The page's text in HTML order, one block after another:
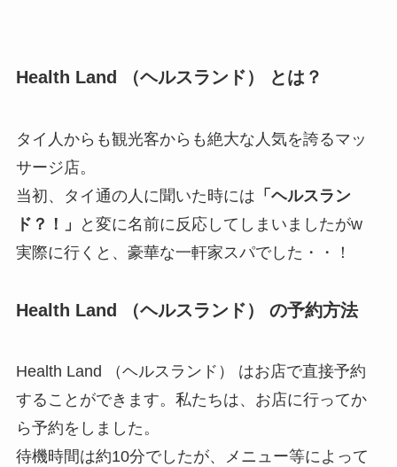
Health Land （ヘルスランド） とは？
タイ人からも観光客からも絶大な人気を誇るマッ
サージ店。
当初、タイ通の人に聞いた時には 「ヘルスラン
ド？！」
と変に名前に反応してしまいましたがw
実際に行くと、豪華な一軒家スパでした・・！
Health Land （ヘルスランド） の予約方法
Health Land （ヘルスランド） はお店で直接予約
することができます。私たちは、お店に行ってか
ら予約をしました。
待機時間は約10分でしたが、メニュー等によって